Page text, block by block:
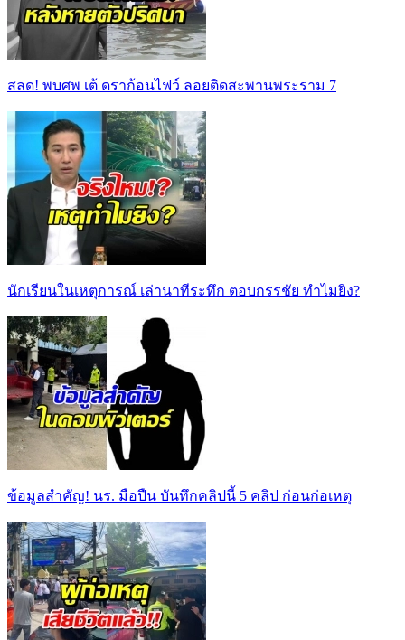
สลด! พบศพ เต้ ดราก้อนไฟว์ ลอยติดสะพานพระราม 7
นักเรียนในเหตุการณ์ เล่านาทีระทึก ตอบกรรชัย ทำไมยิง?
ข้อมูลสำคัญ! นร. มือปืน บันทึกคลิปนี้ 5 คลิป ก่อนก่อเหตุ